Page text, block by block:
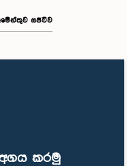
කරමු
සජීවීව